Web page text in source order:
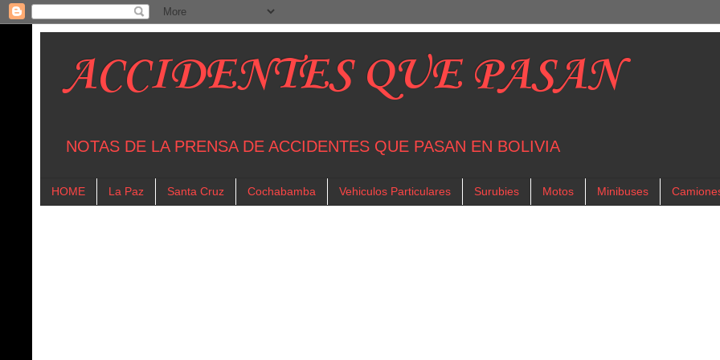
ACCIDENTES QUE PASAN
NOTAS DE LA PRENSA DE ACCIDENTES QUE PASAN EN BOLIVIA
HOME La Paz Santa Cruz Cochabamba Vehiculos Particulares Surubies Motos Minibuses